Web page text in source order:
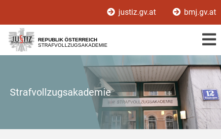
[1]
[2]
[3]
justiz.gv.at bmj.gv.at
REPUBLIK ÖSTERREICH
STRAFVOLLZUGSAKADEMIE
Strafvollzugsakademie